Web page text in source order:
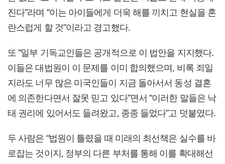
진다”라며 “이는 아이들에게 더욱 해를 끼치고 현실을 혼
란스럽게 할 것”이라고 경고했다.
또 “일부 기독교인들은 공개적으로 이 법안을 지지했다.
이들은 대법원이 이 문제를 이미 합의했으며, 비록 죄일
지라도 너무 많은 미국인들이 지금 돌아서서 동성 결혼
에 의존한다면서 잘못 믿고 있다”면서 “이러한 말들은 낙
태 권리에 있어서도 들려왔고, 종종 들었다”고 덧붙였다.
두 사람은 “법원이 틀렸을 때 미래의 최선책은 실수를 바
로잡는 것이지, 정부의 다른 부처를 통해 이를 확대해선